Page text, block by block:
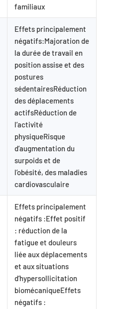
familiaux
Effets principalement
négatifs:Majoration de
la durée de travail en
position assise et des
postures
sédentairesRéduction
des déplacements
actifsRéduction de
l’activité
physiqueRisque
d’augmentation du
surpoids et de
l’obésité, des maladies
cardiovasculaire
Effets principalement
négatifs :Effet positif
: réduction de la
fatigue et douleurs
liée aux déplacements
et aux situations
d’hypersollicitation
biomécaniqueEffets
négatifs :